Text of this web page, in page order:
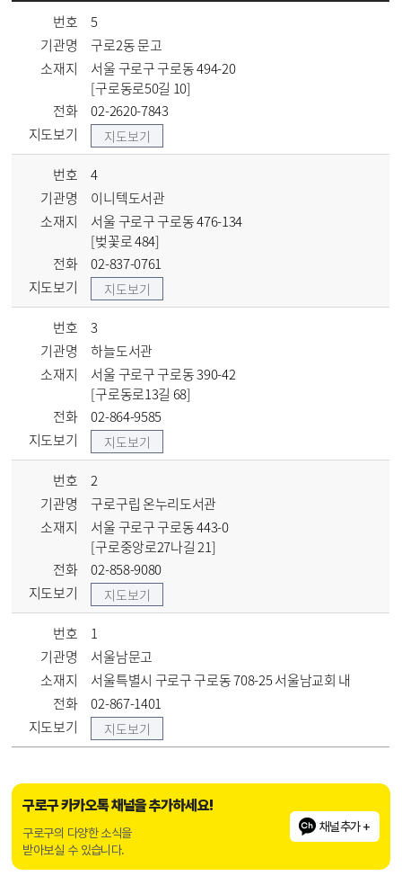
번호
5
기관명
구로2동 문고
소재지
서울 구로구 구로동 494-20
[구로동로50길 10]
전화
02-2620-7843
지도보기
지도보기
번호
4
기관명
이니텍도서관
소재지
서울 구로구 구로동 476-134
[벚꽃로 484]
전화
02-837-0761
지도보기
지도보기
번호
3
기관명
하늘도서관
소재지
서울 구로구 구로동 390-42
[구로동로13길 68]
전화
02-864-9585
지도보기
지도보기
번호
2
기관명
구로구립 온누리도서관
소재지
서울 구로구 구로동 443-0
[구로중앙로27나길 21]
전화
02-858-9080
지도보기
지도보기
번호
1
기관명
서울남문고
소재지
서울특별시 구로구 구로동 708-25 서울남교회 내
전화
02-867-1401
지도보기
지도보기
구로구 카카오톡 채널을 추가하세요!
구로구의 다양한 소식을
받아보실 수 있습니다.
채널추가 +